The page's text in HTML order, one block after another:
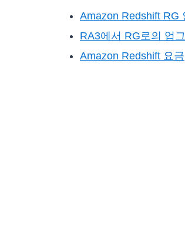
Amazon Redshift RG
RA3에서 RG로의 업
Amazon Redshift 요금